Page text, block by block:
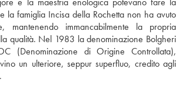
la famiglia Incisa della Rochetta non ha avuto
mantenendo immancabilmente la propria
qualità. Nel 1983 la denominazione Bolgheri
(Denominazione di Origine Controllata),
un ulteriore, seppur superfluo, credito agli